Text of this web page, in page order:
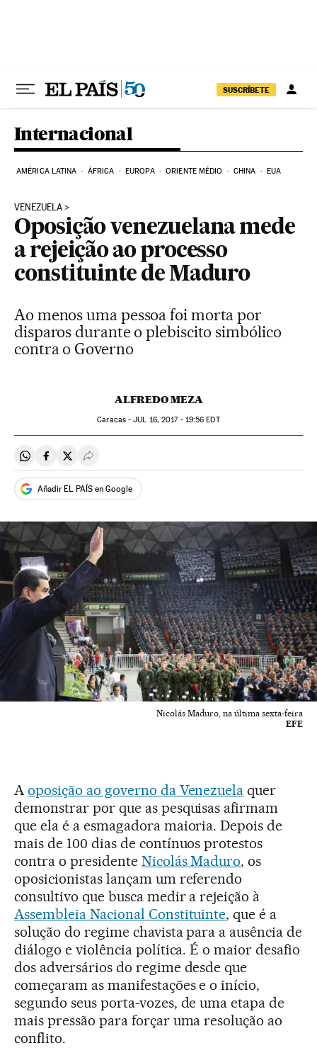
SUSCRÍBETE
Internacional
AMÉRICA LATINA ÁFRICA EUROPA ORIENTE MÉDIO CHINA EUA
VENEZUELA
Oposição venezuelana mede
a rejeição ao processo
constituinte de Maduro
Ao menos uma pessoa foi morta por
disparos durante o plebiscito simbólico
contra o Governo
ALFREDO MEZA
Caracas -JUL 16, 2017 - 19:56 EDT
Compartir en Whatsapp
Compartir en Facebook
Compartir en Twitter
Desplegar Redes Sociales
Añadir EL PAÍS en Google
Nicolás Maduro, na última sexta-feira
EFE
Aoposição ao governo da Venezuela quer
demonstrar por que as pesquisas afirmam
que ela é a esmagadora maioria. Depois de
mais de 100 dias de contínuos protestos
contra o presidente Nicolás Maduro, os
oposicionistas lançam um referendo
consultivo que busca medir a rejeição à
Assembleia Nacional Constituinte, que é a
solução do regime chavista para a ausência de
diálogo e violência política. É o maior desafio
dos adversários do regime desde que
começaram as manifestações e o início,
segundo seus porta-vozes, de uma etapa de
mais pressão para forçar uma resolução ao
conflito.